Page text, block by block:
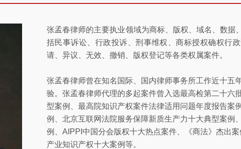
张孟春律师的主要执业领域为商标、版权、域名、数据
括民事诉讼、行政投诉、刑事维权、商标授权确权行
请、异议、无效、撤销、版权登记等各类权属案件。
张孟春律师曾在知名国际、国内律师事务所工作近十五
验。张孟春律师代理的多起案件曾入选最高检第二十六
型案例、最高院知识产权案件法律适用问题年度报告案
例、北京互联网法院服务保障新质生产力十大典型案例
例、AIPPI中国分会版权十大热点案件、《商法》杰出
产业知识产权十大案例等。